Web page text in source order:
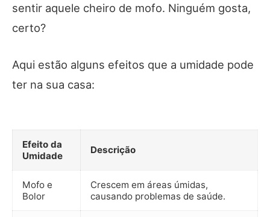
sentir aquele cheiro de mofo. Ninguém gosta,
certo?
Aqui estão alguns efeitos que a umidade pode
ter na sua casa:
Efeito da
Umidade
Descrição
Mofo e
Bolor
Crescem em áreas úmidas,
causando problemas de saúde.